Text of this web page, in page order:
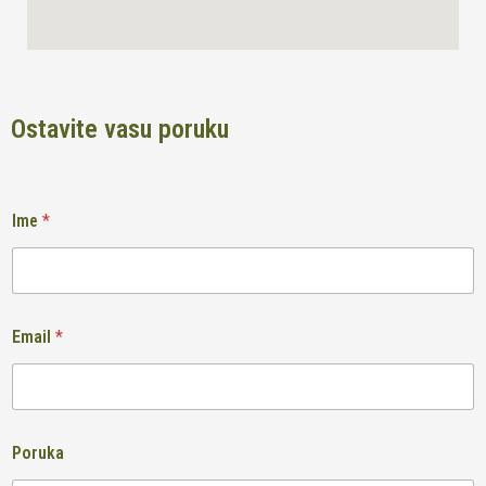
Ostavite vasu poruku
Ime *
Email *
Poruka